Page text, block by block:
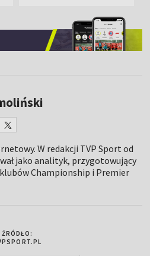
W redakcji TVP Sport od
jako analityk, przygotowujący
Championship i Premier
ŹRÓDŁO: